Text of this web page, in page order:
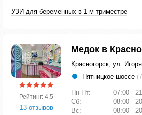
УЗИ для беременных в 1-м триместре
Рейтинг: 4.5
13 отзывов
Медок в
Красногорск, ул.
Пятницкое шоссе
Пн-Пт:
07:00 -
Сб:
08:00 -
Вс:
08:00 -